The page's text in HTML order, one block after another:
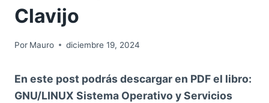
Clavijo
Por Mauro diciembre 19, 2024
En este post podrás descargar en PDF el libro:
GNU/LINUX Sistema Operativo y Servicios